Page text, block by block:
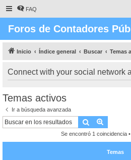
FAQ
Foros de Contadores
Inicio Índice general Buscar Temas
Connect with your social network
Temas activos
Ir a búsqueda avanzada
Buscar
Se encontró 1 coincidencia
Temas